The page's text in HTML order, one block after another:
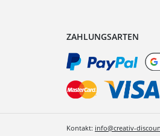
ZAHLUNGSARTEN
Kontakt: info@creativ-